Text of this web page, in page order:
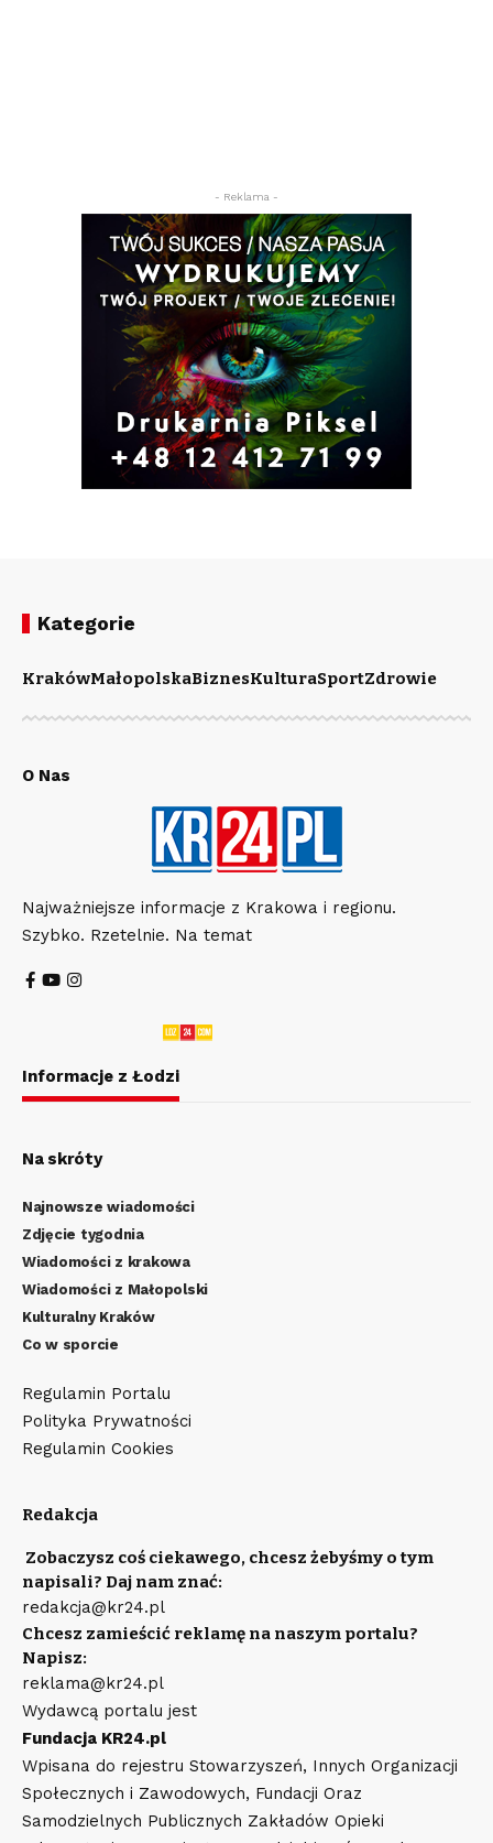
- Reklama -
Kategorie
KrakówMałopolskaBiznesKulturaSportZdrowie
O Nas
Najważniejsze informacje z Krakowa i regionu.
Szybko. Rzetelnie. Na temat
Informacje z Łodzi
Na skróty
Najnowsze wiadomości
Zdjęcie tygodnia
Wiadomości z krakowa
Wiadomości z Małopolski
Kulturalny Kraków
Co w sporcie
Regulamin Portalu
Polityka Prywatności
Regulamin Cookies
Redakcja
Zobaczysz coś ciekawego, chcesz żebyśmy o tym
napisali? Daj nam znać:
redakcja@kr24.pl
Chcesz zamieścić reklamę na naszym portalu?
Napisz:
reklama@kr24.pl
Wydawcą portalu jest
Fundacja KR24.pl
Wpisana do rejestru Stowarzyszeń, Innych Organizacji
Społecznych i Zawodowych, Fundacji Oraz
Samodzielnych Publicznych Zakładów Opieki